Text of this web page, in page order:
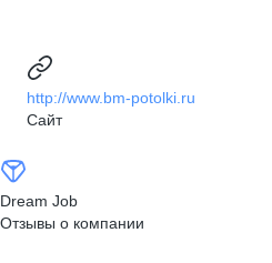
http://www.bm-potolki.ru
Сайт
Dream Job
Отзывы о компании